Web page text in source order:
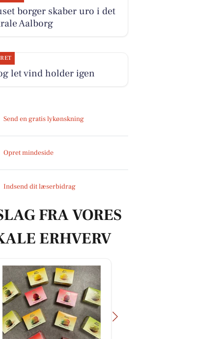
borger skaber uro i det
Aalborg
let vind holder igen
Send en gratis lykønskning
Opret mindeside
Indsend dit læserbidrag
FRA VORES
ERHVERV